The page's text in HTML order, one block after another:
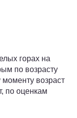
горах на
по возрасту
возраст
по оценкам